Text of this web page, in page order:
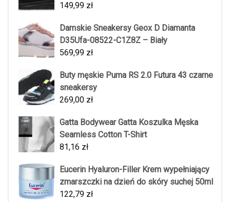
149,99 zł
Damskie Sneakersy Geox D Diamanta
D35Ufa-08522-C1Z8Z – Biały
569,99 zł
Buty męskie Puma RS 2.0 Futura 43 czarne
sneakersy
269,00 zł
Gatta Bodywear Gatta Koszulka Męska
Seamless Cotton T-Shirt
81,16 zł
Eucerin Hyaluron-Filler Krem wypełniający
zmarszczki na dzień do skóry suchej 50ml
122,79 zł